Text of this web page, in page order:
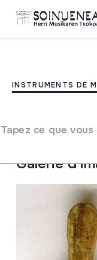
INSTRUMENTS DE
Tapez ce que
Type
Idiophones
Galerie